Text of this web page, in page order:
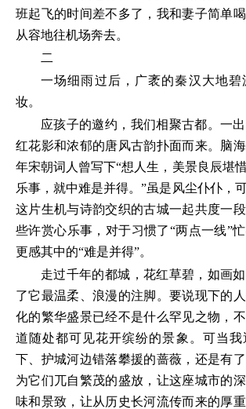
班起飞的时间差不多了，我和妻子简单
从容地往机场奔去。
二
一场细雨过后，广袤的秦汉大地碧
妆。
应孩子的邀约，我们相聚古都。一
红花影和浓郁的唐风古韵扑面而来。脑
年宋朝词人曾写下“想人生，美景良辰堪
乐事，就中难是并得。”虽是风尘仆仆，
这片生机与诗韵交织的古城一起共度一
些许赏心乐事，对于习惯了“两点一线”
更感其中的“难是并得”。
走过千年的都城，花红草碧，如画
了它最温柔、浪漫的注脚。要说现下的
化的繁华盛景已经不是什么罕见之物，
道随处都可见花开缤纷的景象。可当我
下、护城河边错落攀援的蔷薇，还是有
为它们兀自繁茂的盛放，让这座城市的
味和景致，让从历史长河流传而来的厚